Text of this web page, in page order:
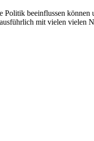
beeinflussen
mit vielen vielen